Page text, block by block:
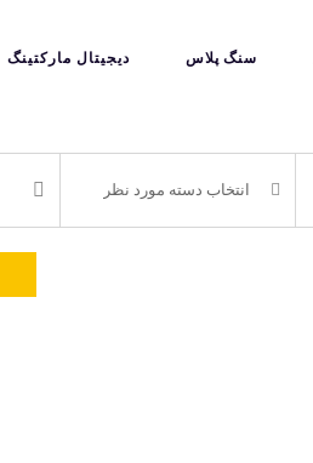
دیجیتال مارکتینگ سنگ پلاس